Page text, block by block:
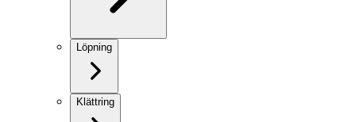
Löpning
Klättring